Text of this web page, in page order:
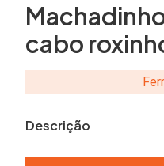
cabo
Descrição